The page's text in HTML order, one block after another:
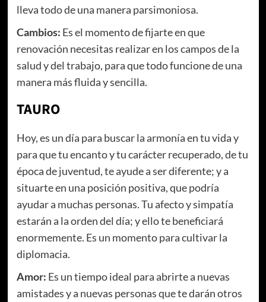
lleva todo de una manera parsimoniosa.
Cambios: Es el momento de fijarte en que
renovación necesitas realizar en los campos de la
salud y del trabajo, para que todo funcione de una
manera más fluida y sencilla.
TAURO
Hoy, es un día para buscar la armonía en tu vida y
para que tu encanto y tu carácter recuperado, de tu
época de juventud, te ayude a ser diferente; y a
situarte en una posición positiva, que podría
ayudar a muchas personas. Tu afecto y simpatía
estarán a la orden del día; y ello te beneficiará
enormemente. Es un momento para cultivar la
diplomacia.
Amor: Es un tiempo ideal para abrirte a nuevas
amistades y a nuevas personas que te darán otros